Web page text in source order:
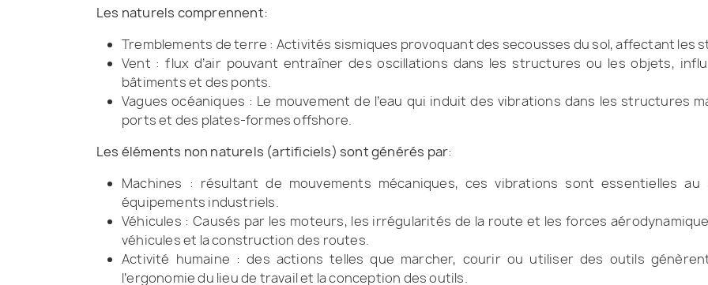
Les naturels comprennent:
Tremblements de terre : Activités sismiques provoquant des secousses du sol, affectant
Vent : flux d’air pouvant entraîner des oscillations dans les structures ou les objets,
bâtiments et des ponts.
Vagues océaniques : Le mouvement de l’eau qui induit des vibrations dans les structures
ports et des plates-formes offshore.
Les éléments non naturels (artificiels) sont générés par:
Machines : résultant de mouvements mécaniques, ces vibrations sont essentielles
équipements industriels.
Véhicules : Causés par les moteurs, les irrégularités de la route et les forces
véhicules et la construction des routes.
Activité humaine : des actions telles que marcher, courir ou utiliser des outils
l’ergonomie du lieu de travail et la conception des outils.